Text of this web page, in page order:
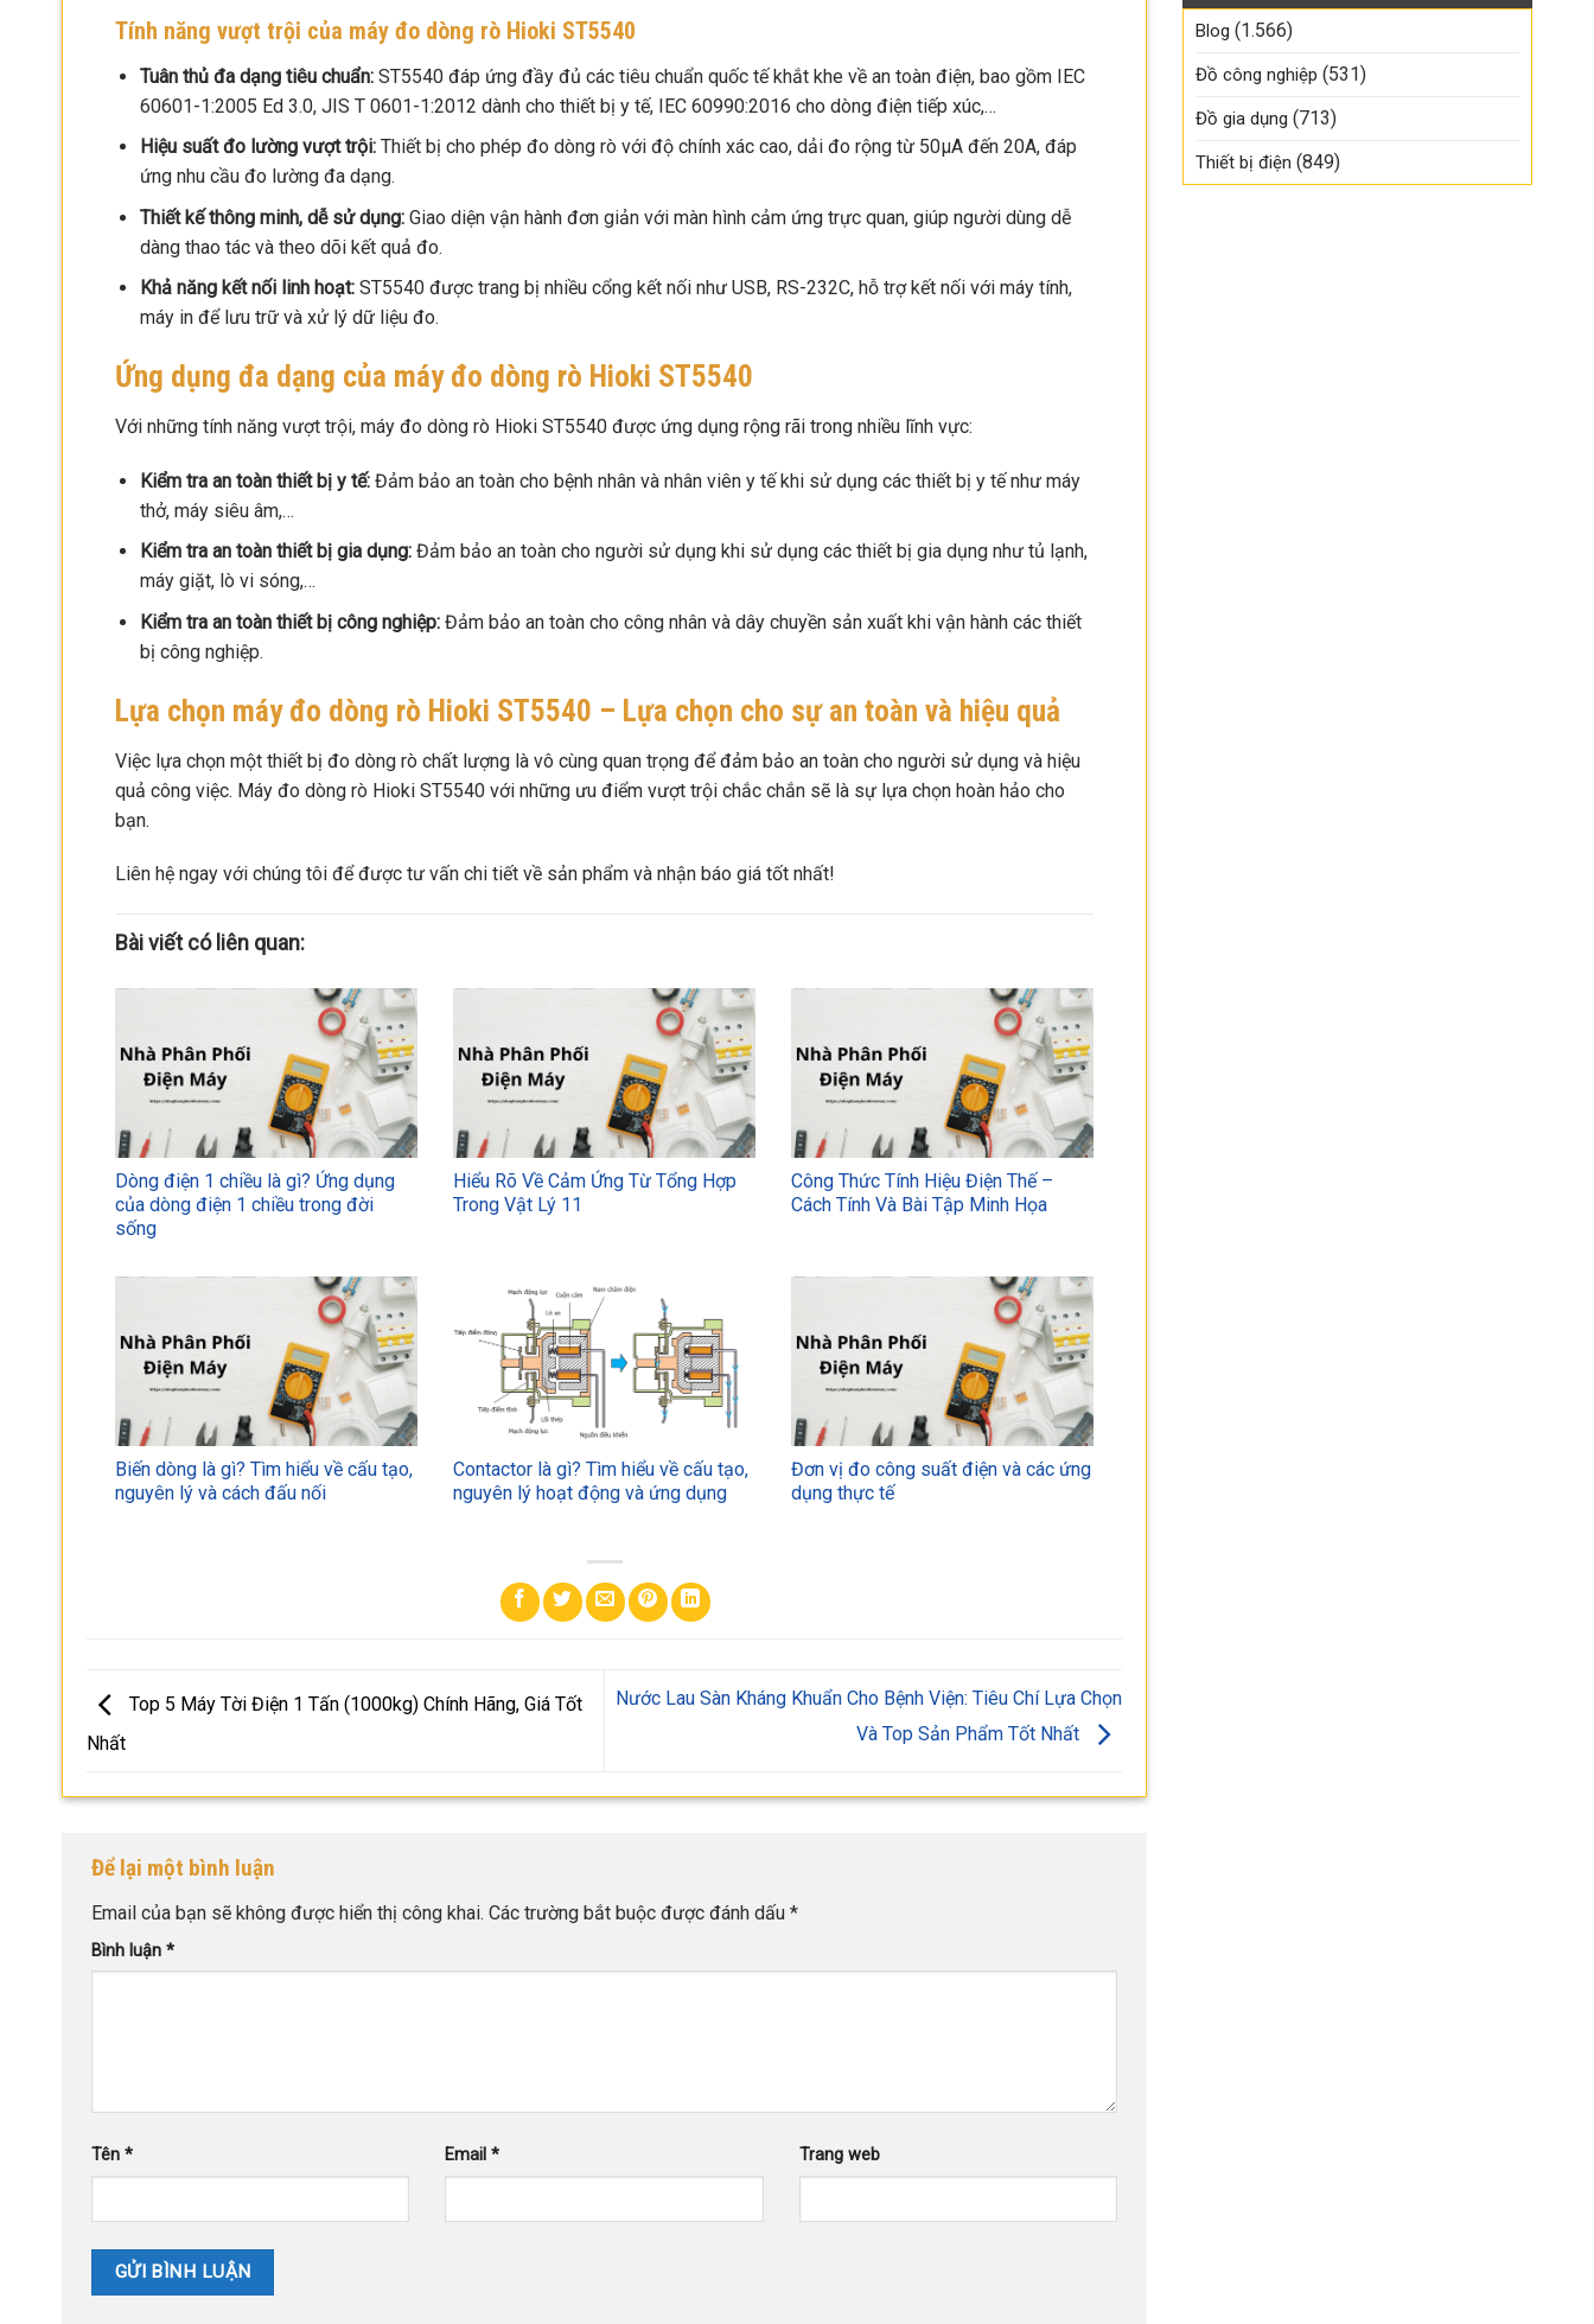
Tính năng vượt trội của máy đo dòng rò Hioki ST5540
Tuân thủ đa dạng tiêu chuẩn:ST5540 đáp ứng đầy đủ các tiêu chuẩn quốc tế khắt khe về an toàn điện, bao gồm IEC
60601-1:2005 Ed 3.0, JIS T 0601-1:2012 dành cho thiết bị y tế, IEC 60990:2016 cho dòng điện tiếp xúc,…
Hiệu suất đo lường vượt trội:Thiết bị cho phép đo dòng rò với độ chính xác cao, dải đo rộng từ 50µA đến 20A, đáp
ứng nhu cầu đo lường đa dạng.
Thiết kế thông minh, dễ sử dụng:Giao diện vận hành đơn giản với màn hình cảm ứng trực quan, giúp người dùng dễ
dàng thao tác và theo dõi kết quả đo.
Khả năng kết nối linh hoạt:ST5540 được trang bị nhiều cổng kết nối như USB, RS-232C, hỗ trợ kết nối với máy tính,
máy in để lưu trữ và xử lý dữ liệu đo.
Ứng dụng đa dạng của máy đo dòng rò Hioki ST5540
Với những tính năng vượt trội, máy đo dòng rò Hioki ST5540 được ứng dụng rộng rãi trong nhiều lĩnh vực:
Kiểm tra an toàn thiết bị y tế:Đảm bảo an toàn cho bệnh nhân và nhân viên y tế khi sử dụng các thiết bị y tế như máy
thở, máy siêu âm,…
Kiểm tra an toàn thiết bị gia dụng:Đảm bảo an toàn cho người sử dụng khi sử dụng các thiết bị gia dụng như tủ lạnh,
máy giặt, lò vi sóng,…
Kiểm tra an toàn thiết bị công nghiệp:Đảm bảo an toàn cho công nhân và dây chuyền sản xuất khi vận hành các thiết
bị công nghiệp.
Lựa chọn máy đo dòng rò Hioki ST5540 – Lựa chọn cho sự an toàn và hiệu quả
Việc lựa chọn một thiết bị đo dòng rò chất lượng là vô cùng quan trọng để đảm bảo an toàn cho người sử dụng và hiệu
quả công việc. Máy đo dòng rò Hioki ST5540 với những ưu điểm vượt trội chắc chắn sẽ là sự lựa chọn hoàn hảo cho
bạn.
Liên hệ ngay với chúng tôi để được tư vấn chi tiết về sản phẩm và nhận báo giá tốt nhất!
Bài viết có liên quan:
Dòng điện 1 chiều là gì? Ứng dụng
của dòng điện 1 chiều trong đời
sống
Hiểu Rõ Về Cảm Ứng Từ Tổng Hợp
Trong Vật Lý 11
Công Thức Tính Hiệu Điện Thế –
Cách Tính Và Bài Tập Minh Họa
Biến dòng là gì? Tìm hiểu về cấu tạo,
nguyên lý và cách đấu nối
Contactor là gì? Tìm hiểu về cấu tạo,
nguyên lý hoạt động và ứng dụng
Đơn vị đo công suất điện và các ứng
dụng thực tế
Top 5 Máy Tời Điện 1 Tấn (1000kg) Chính Hãng, Giá Tốt
Nhất
Nước Lau Sàn Kháng Khuẩn Cho Bệnh Viện: Tiêu Chí Lựa Chọn
Và Top Sản Phẩm Tốt Nhất
Để lại một bình luận
Email của bạn sẽ không được hiển thị công khai. Các trường bắt buộc được đánh dấu *
Bình luận *
Tên * Email* Trang web
Blog (1.566)
Đồ công nghiệp (531)
Đồ gia dụng (713)
Thiết bị điện (849)